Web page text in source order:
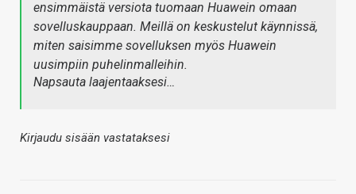
ensimmäistä versiota tuomaan Huawein omaan
sovelluskauppaan. Meillä on keskustelut käynnissä,
miten saisimme sovelluksen myös Huawein
uusimpiin puhelinmalleihin.
Napsauta laajentaaksesi…
Kirjaudu sisään vastataksesi